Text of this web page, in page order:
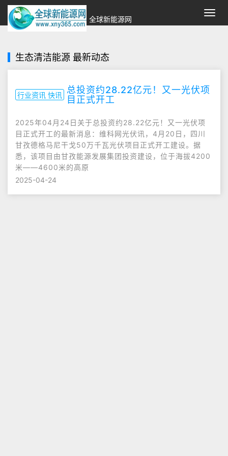
切
换
全球新能源网
生态清洁能源 最新动态
行业资讯 快讯 总投资约28.22亿元！又一光伏项
目正式开工
2025年04月24日关于总投资约28.22亿元！又一光伏项
目正式开工的最新消息：维科网光伏讯，4月20日，四川
甘孜德格马尼干戈50万千瓦光伏项目正式开工建设。据
悉，该项目由甘孜能源发展集团投资建设，位于海拔4200
米——4600米的高原
2025-04-24